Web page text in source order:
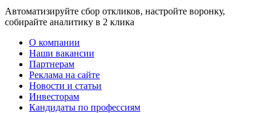
Автоматизируйте сбор откликов, настройте воронку,
собирайте аналитику в 2 клика
О компании
Наши вакансии
Партнерам
Реклама на сайте
Новости и статьи
Инвесторам
Кандидаты по профессиям